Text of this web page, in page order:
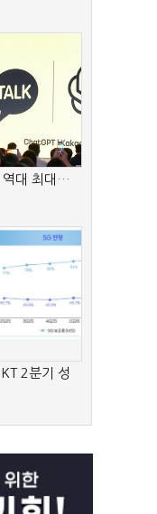
역대 최대…
2분기 성